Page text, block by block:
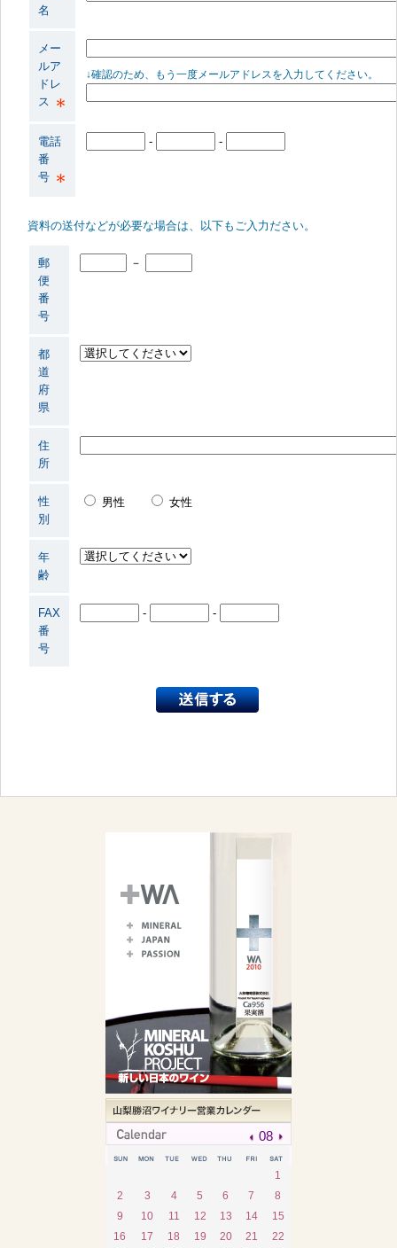
名
メー
ルア
ドレ
ス
↓確認のため、もう一度メールアドレスを入力してください。
電話
番
号
- -
資料の送付などが必要な場合は、以下もご入力ださい。
郵
便
番
号
－
都
道
府
県
住
所
性
別
男性 女性
年
齢
FAX
番
号
- -
08
1
2
3 4 5 6 7
8
9
10 11 12 13 14
15
16
17 18 19 20 21
22